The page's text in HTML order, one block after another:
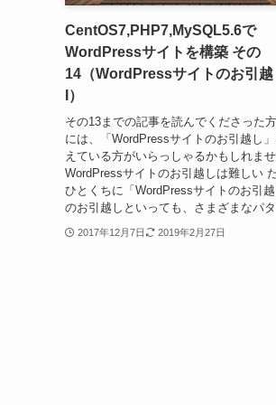
CentOS7,PHP7,MySQL5.6で
WordPressサイトを構築 その
14（WordPressサイトのお引越
I）
その13までの記事を読んでくださった
には、「WordPressサイトのお引越し
えている方がいらっしゃるかもしれませ
WordPressサイトのお引越しは難しい
ひとくちに「WordPressサイトのお引越
のお引越しといっても、さまざまなパタ
2017年12月7日 2019年2月27日